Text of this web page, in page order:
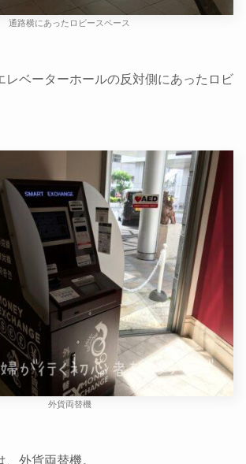
通路横にあったロビースペース
レベーターホールの反対側にあったロビ
外貨両替機
外貨両替機。